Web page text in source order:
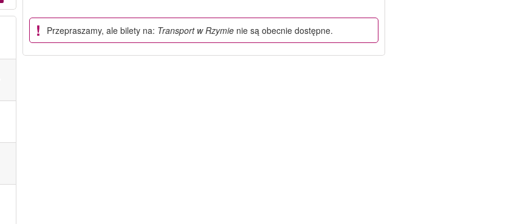
Przepraszamy, ale bilety na: Transport w Rzymie nie są obecnie dostępne.